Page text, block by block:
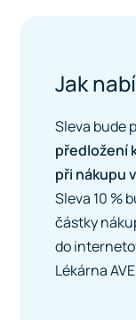
Jak
Sleva bude
předložení
při nákupu
Sleva 10 %
částky
do
Lékárna AVE